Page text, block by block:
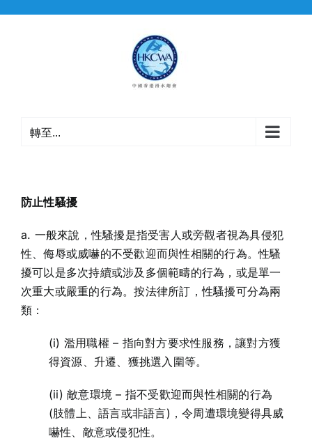
轉至...
防止性騷擾
a. 一般來說，性騷擾是指受害人或旁觀者視為具侵犯
性、侮辱或威嚇的不受歡迎而與性相關的行為。性騷
擾可以是多次持續或涉及多個範疇的行為，或是單一
次重大或嚴重的行為。按法律所訂，性騷擾可分為兩
類：
(i) 濫用職權 – 指向對方要求性服務，讓對方獲
得資源、升遷、獲挑選入圍等。
(ii) 敵意環境 – 指不受歡迎而與性相關的行為
(肢體上、語言或非語言)，令周遭環境變得具威
嚇性、敵意或侵犯性。